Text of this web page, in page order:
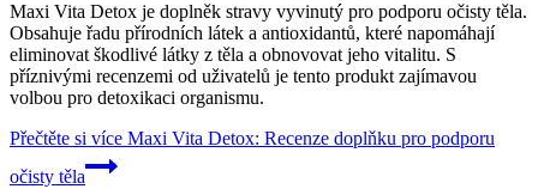
Maxi Vita Detox je doplněk stravy vyvinutý pro podporu očisty těla.
Obsahuje řadu přírodních látek a antioxidantů, které napomáhají
eliminovat škodlivé látky z těla a obnovovat jeho vitalitu. S
příznivými recenzemi od uživatelů je tento produkt zajímavou
volbou pro detoxikaci organismu.
Přečtěte si více Maxi Vita Detox: Recenze doplňku pro podporu
očisty těla